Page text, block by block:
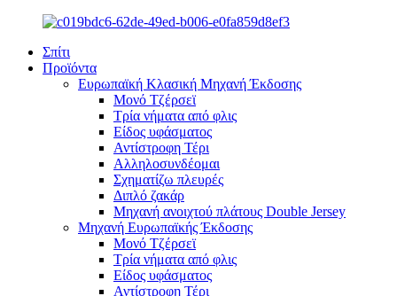
Σπίτι
Προϊόντα
Ευρωπαϊκή Κλασική Μηχανή Έκδοσης
Μονό Τζέρσεϊ
Τρία νήματα από φλις
Είδος υφάσματος
Αντίστροφη Τέρι
Αλληλοσυνδέομαι
Σχηματίζω πλευρές
Διπλό ζακάρ
Μηχανή ανοιχτού πλάτους Double Jersey
Μηχανή Ευρωπαϊκής Έκδοσης
Μονό Τζέρσεϊ
Τρία νήματα από φλις
Είδος υφάσματος
Αντίστροφη Τέρι